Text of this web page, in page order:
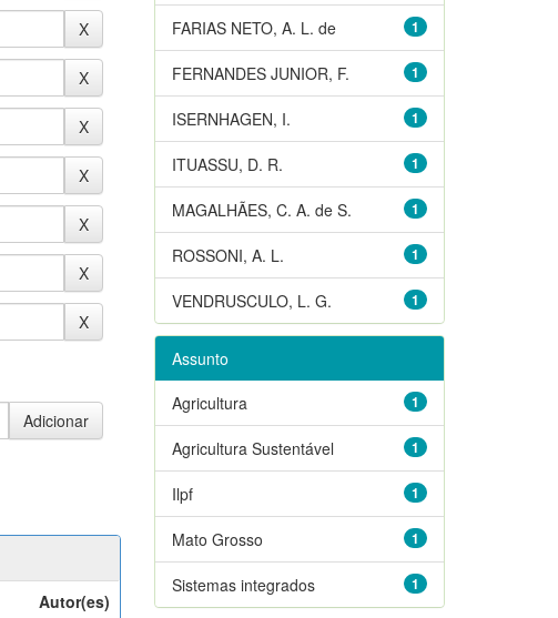
Autor(es)
1
FARIAS NETO, A. L. de
1
FERNANDES JUNIOR, F.
1
ISERNHAGEN, I.
1
ITUASSU, D. R.
1
MAGALHÃES, C. A. de S.
1
ROSSONI, A. L.
1
VENDRUSCULO, L. G.
Assunto
1
Agricultura
1
Agricultura Sustentável
1
Ilpf
1
Mato Grosso
1
Sistemas integrados